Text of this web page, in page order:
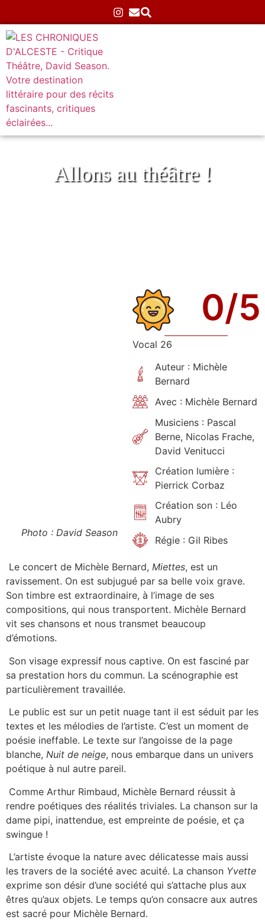
Allons au théâtre !
Photo : David Season
0/5
Vocal 26
Auteur : Michèle
Bernard
Avec : Michèle Bernard
Musiciens : Pascal
Berne, Nicolas Frache,
David Venitucci
Création lumière :
Pierrick Corbaz
Création son : Léo
Aubry
Régie : Gil Ribes
Le concert de Michèle Bernard, Miettes, est un
ravissement. On est subjugué par sa belle voix grave.
Son timbre est extraordinaire, à l’image de ses
compositions, qui nous transportent. Michèle Bernard
vit ses chansons et nous transmet beaucoup
d’émotions.
Son visage expressif nous captive. On est fasciné par
sa prestation hors du commun. La scénographie est
particulièrement travaillée.
Le public est sur un petit nuage tant il est séduit par les
textes et les mélodies de l’artiste. C’est un moment de
poésie ineffable. Le texte sur l’angoisse de la page
blanche, Nuit de neige, nous embarque dans un univers
poétique à nul autre pareil.
Comme Arthur Rimbaud, Michèle Bernard réussit à
rendre poétiques des réalités triviales. La chanson sur la
dame pipi, inattendue, est empreinte de poésie, et ça
swingue !
L’artiste évoque la nature avec délicatesse mais aussi
les travers de la société avec acuité. La chanson Yvette
exprime son désir d’une société qui s’attache plus aux
êtres qu’aux objets. Le temps qu’on consacre aux autres
est sacré pour Michèle Bernard.